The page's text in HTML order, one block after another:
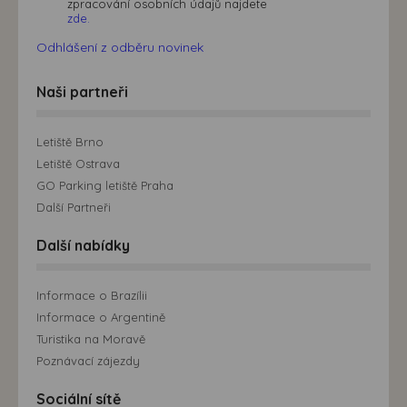
zpracování osobních údajů najdete
zde.
Odhlášení z odběru novinek
Naši partneři
Letiště Brno
Letiště Ostrava
GO Parking letiště Praha
Další Partneři
Další nabídky
Informace o Brazílii
Informace o Argentině
Turistika na Moravě
Poznávací zájezdy
Sociální sítě